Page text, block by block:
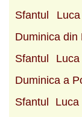
Sfantul
Duminica din
Sfantul
Duminica a
Sfantul